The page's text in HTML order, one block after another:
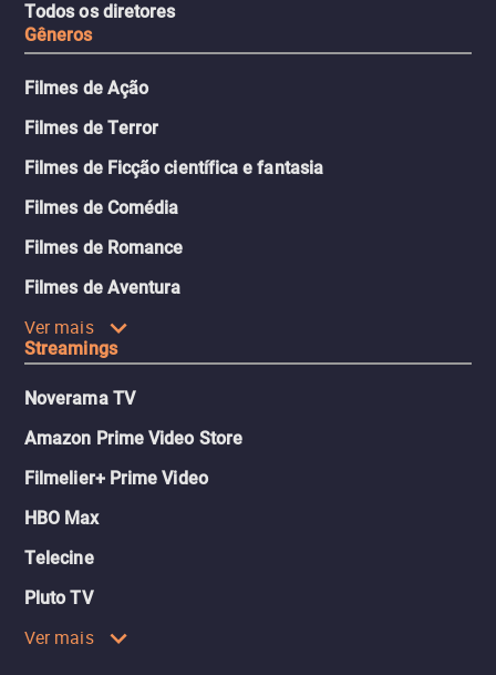
Todos os diretores
Gêneros
Filmes de Ação
Filmes de Terror
Filmes de Ficção científica e fantasia
Filmes de Comédia
Filmes de Romance
Filmes de Aventura
Ver mais
Streamings
Noverama TV
Amazon Prime Video Store
Filmelier+ Prime Video
HBO Max
Telecine
Pluto TV
Ver mais